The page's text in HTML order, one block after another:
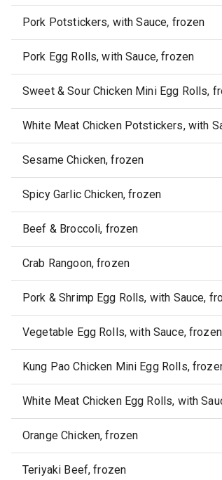
Pork Potstickers, with Sauce, frozen
Pork Egg Rolls, with Sauce, frozen
Sweet & Sour Chicken Mini Egg Rolls,
White Meat Chicken Potstickers, with
Sesame Chicken, frozen
Spicy Garlic Chicken, frozen
Beef & Broccoli, frozen
Crab Rangoon, frozen
Pork & Shrimp Egg Rolls, with Sauce,
Vegetable Egg Rolls, with Sauce, frozen
Kung Pao Chicken Mini Egg Rolls,
White Meat Chicken Egg Rolls, with
Orange Chicken, frozen
Teriyaki Beef, frozen